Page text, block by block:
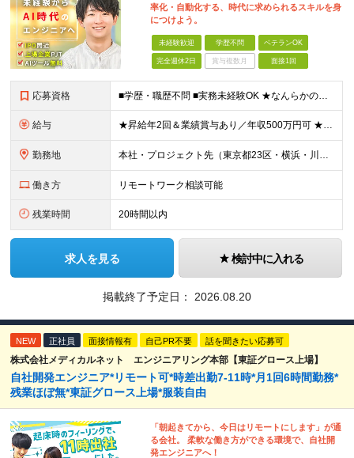
率化・自動化する、時代に求められるスキルを身
につけよう。
未経験歓迎 学歴不問 ベテランOK
完全週休2日 賞与複数月 面接1回
応募資格 ■学歴・職歴不問 ■実務未経験OK ★なんらかのプログラミングを学習した方（独学/スクールなどは不問）を歓迎します！ ┗Python、Java、Javascript、VBA、GASなど ≪以下のよう
給与 ★昇給年2回＆業績賞与あり／年収500万円可 ★前職給与を考慮 ★ストックオプション付与あり（IPO間近） ★昇給制度あり ┗入社6カ月後に3％以上の昇給があります。その後、業績に合わせて適宜、昇給し
勤務地 本社・プロジェクト先（東京都23区・横浜・川崎・千葉・埼玉が中心）いずれかでの勤務となります（常駐は全体の1割程度！） 《本社》東京都港区虎ノ門3-5-1 虎ノ門37森ビル12F ※(変更の範囲)
働き方 リモートワーク相談可能
残業時間 20時間以内
求人を見る 検討中に入れる
掲載終了予定日： 2026.08.20
NEW 正社員 面接情報有 自己PR不要 話を聞きたい応募可
株式会社メディカルネット エンジニアリング本部【東証グロース上場】
自社開発エンジニア*リモート可*時差出勤7-11時*月1回6時間勤務*
残業ほぼ無*東証グロース上場*服装自由
「朝起きてから、今日はリモートにします」が通
る会社。 柔軟な働き方ができる環境で、自社開
発エンジニアへ！